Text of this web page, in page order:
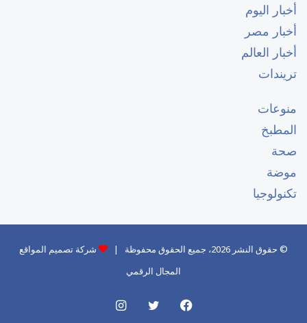
أخبار اليوم
أخبار مصر
أخبار العالم
تريندات
منوعات
المطبخ
صحة
موضة
تكنولوجيا
© حقوق النشر 2026، جميع الحقوق محفوظة |
شركة تصميم المواقع
المجال الرقمي
فيسبوك تويتر انستقرام